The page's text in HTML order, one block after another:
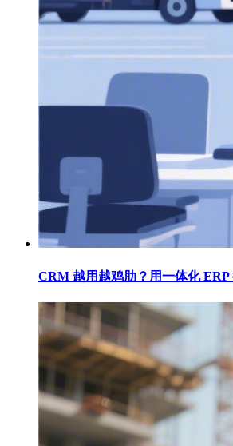
CRM 越用越鸡肋？用一体化 ERP